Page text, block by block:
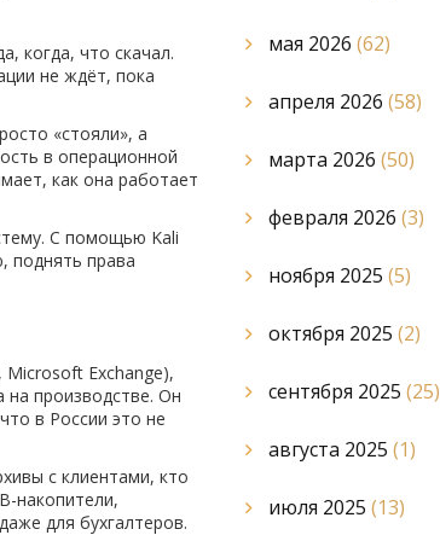
когда, что скачал.
не ждёт, пока
«стояли», а
в операционной
как она работает
С помощью Kali
поднять права
Exchange),
на производстве. Он
в России это не
с клиентами, кто
накопители,
для бухгалтеров.
мая 2026 (62)
апреля 2026 (58)
марта 2026 (50)
февраля 2026 (3)
ноября 2025 (5)
октября 2025 (2)
сентября 2025 (25)
августа 2025 (1)
июля 2025 (13)